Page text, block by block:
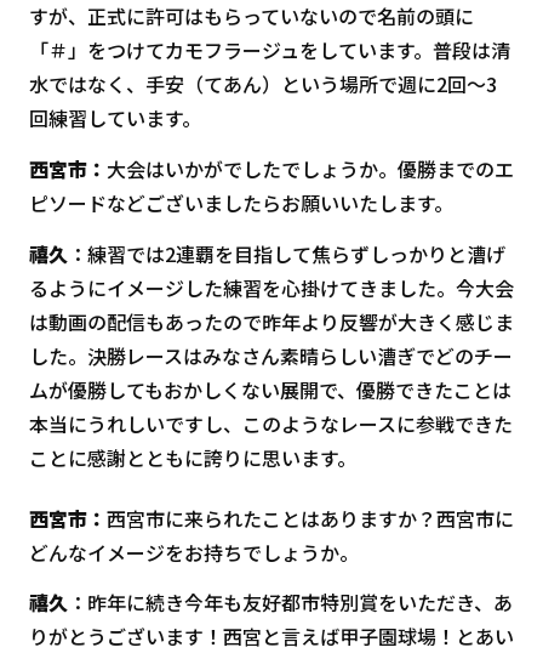
すが、正式に許可はもらっていないので名前の頭に
「＃」をつけてカモフラージュをしています。普段は清
水ではなく、手安（てあん）という場所で週に2回～3
回練習しています。
西宮市： 大会はいかがでしたでしょうか。優勝までのエ
ピソードなどございましたらお願いいたします。
禧久 ：練習では2連覇を目指して焦らずしっかりと漕げ
るようにイメージした練習を心掛けてきました。今大会
は動画の配信もあったので昨年より反響が大きく感じま
した。決勝レースはみなさん素晴らしい漕ぎでどのチー
ムが優勝してもおかしくない展開で、優勝できたことは
本当にうれしいですし、このようなレースに参戦できた
ことに感謝とともに誇りに思います。
西宮市： 西宮市に来られたことはありますか？西宮市に
どんなイメージをお持ちでしょうか。
禧久：昨年に続き今年も友好都市特別賞をいただき、あ
りがとうございます！西宮と言えば甲子園球場！とあい